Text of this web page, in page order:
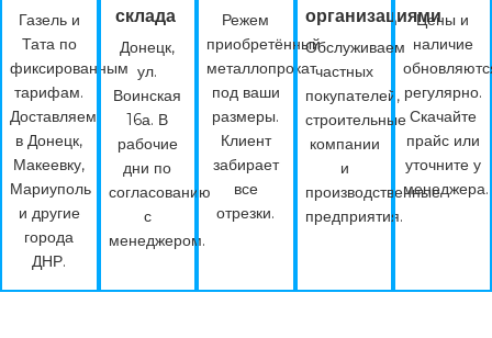
Газель и
Тата по
фиксированным
тарифам.
Доставляем
в Донецк,
Макеевку,
Мариуполь
и другие
города
ДНР.
склада
Донецк,
ул.
Воинская
16а. В
рабочие
дни по
согласованию
с
менеджером.
Режем
приобретённый
металлопрокат
под ваши
размеры.
Клиент
забирает
все
отрезки.
организациями
Обслуживаем
частных
покупателей,
строительные
компании
и
производственные
предприятия.
Цены и
наличие
регулярно.
Скачайте
прайс или
уточните у
менеджера.